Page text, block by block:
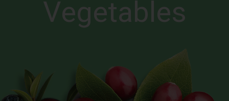
Vegetables